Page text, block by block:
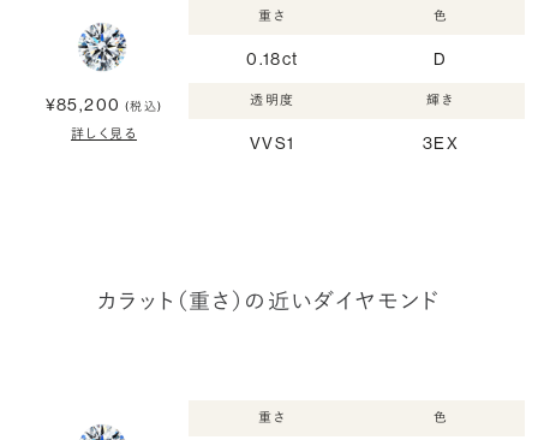
¥85,200 (税込)
詳しく見る
重さ
0.18ct
色
D
透明度
VVS1
輝き
3EX
カラット（重さ）の近いダイヤモンド
重さ 色